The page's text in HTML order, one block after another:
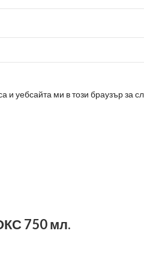
и уебсайта ми в този браузър за
750 мл.